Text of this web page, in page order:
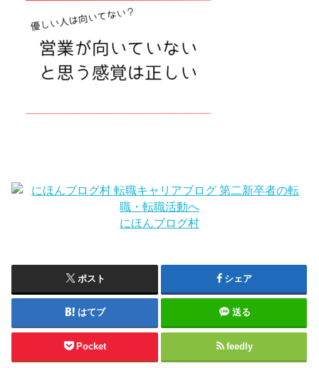
にほんブログ村
ポスト シェア
はてブ 送る
Pocket feedly